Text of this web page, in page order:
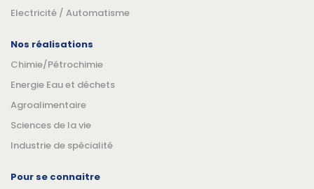
Electricité / Automatisme
Nos réalisations
Chimie/Pétrochimie
Energie Eau et déchets
Agroalimentaire
Sciences de la vie
Industrie de spécialité
Pour se connaitre